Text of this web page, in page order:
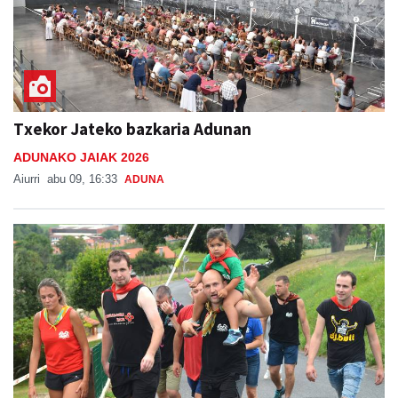
Txekor Jateko bazkaria Adunan
ADUNAKO JAIAK 2026
Aiurri abu 09, 16:33 ADUNA